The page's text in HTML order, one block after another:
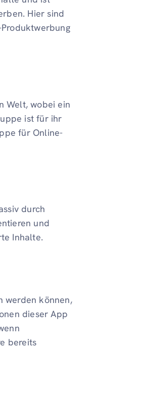
Hier sind
Welt, wobei ein
ist für ihr
für Online-
durch
und
Inhalte.
werden können,
dieser App
bereits